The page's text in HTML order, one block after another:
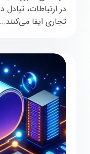
در ارتباطات، تبادل
تجاری ایفا